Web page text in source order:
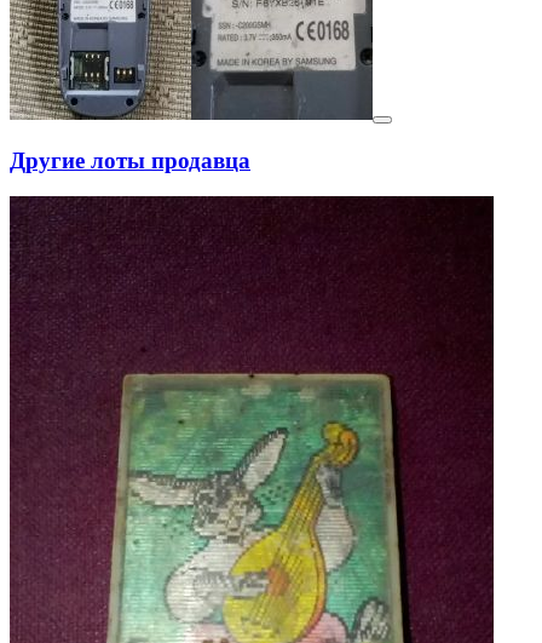
Другие лоты продавца